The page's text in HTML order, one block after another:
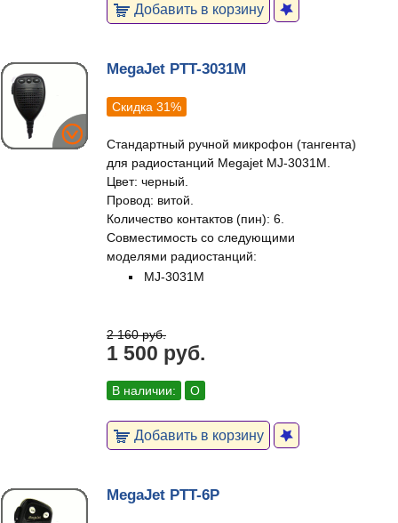
Добавить в корзину
MegaJet PTT-3031M
Скидка 31%
Стандартный ручной микрофон (тангента)
для радиостанций Megajet MJ-3031M.
Цвет: черный.
Провод: витой.
Количество контактов (пин): 6.
Совместимость со следующими
моделями радиостанций:
MJ-3031M
2 160 руб.
1 500 руб.
В наличии: О
Добавить в корзину
MegaJet PTT-6P